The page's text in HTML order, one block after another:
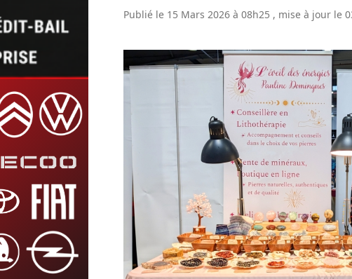
Publié le 15 Mars 2026 à 08h25 , mise à jour le